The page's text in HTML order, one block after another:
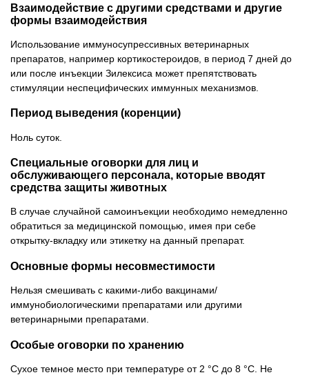
Взаимодействие с другими средствами и другие
формы взаимодействия
Использование иммуносупрессивных ветеринарных
препаратов, например кортикостероидов, в период 7 дней до
или после инъекции Зилексиса может препятствовать
стимуляции неспецифических иммунных механизмов.
Период выведения (коренции)
Ноль суток.
Специальные оговорки для лиц и
обслуживающего персонала, которые вводят
средства защиты животных
В случае случайной самоинъекции необходимо немедленно
обратиться за медицинской помощью, имея при себе
открытку-вкладку или этикетку на данный препарат.
Основные формы несовместимости
Нельзя смешивать с какими-либо вакцинами/
иммунобиологическими препаратами или другими
ветеринарными препаратами.
Особые оговорки по хранению
Сухое темное место при температуре от 2 °C до 8 °C. Не